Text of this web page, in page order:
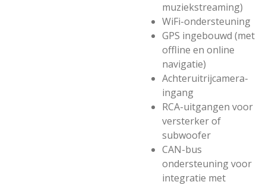
muziekstreaming)
WiFi-ondersteuning
GPS ingebouwd (met
offline en online
navigatie)
Achteruitrijcamera-
ingang
RCA-uitgangen voor
versterker of
subwoofer
CAN-bus
ondersteuning voor
integratie met